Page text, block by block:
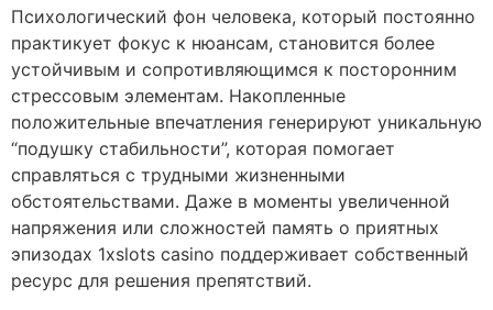
Психологический фон человека, который постоянно
практикует фокус к нюансам, становится более
устойчивым и сопротивляющимся к посторонним
стрессовым элементам. Накопленные
положительные впечатления генерируют уникальную
“подушку стабильности”, которая помогает
справляться с трудными жизненными
обстоятельствами. Даже в моменты увеличенной
напряжения или сложностей память о приятных
эпизодах 1xslots casino поддерживает собственный
ресурс для решения препятствий.